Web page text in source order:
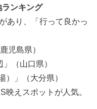
ンキング
あり、「行って良かっ
児島県）
（山口県）
）」（大分県）
えスポットが人気。